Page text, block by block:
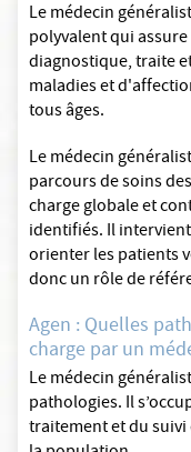
Le médecin
polyvalent qui
diagnostique, traite
maladies et
tous âges.
Le médecin
parcours de soins
charge globale et
identifiés. Il
orienter les patients
donc un rôle de
Agen : Quelles
charge par un
Le médecin
pathologies. Il
traitement et du